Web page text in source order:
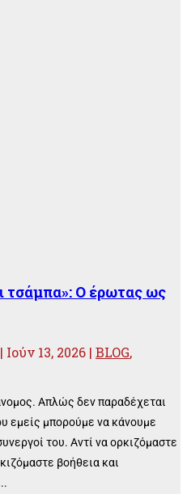
τσάμπα»: Ο έρωτας ως
| Ιούν 13, 2026 | BLOG,
Απλώς δεν παραδέχεται
εμείς μπορούμε να κάνουμε
του. Αντί να ορκιζόμαστε
βοήθεια και